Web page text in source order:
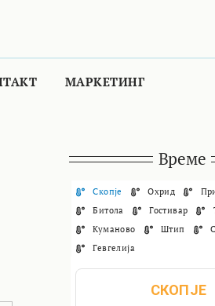
МАРКЕТИНГ
Време
Скопје Охрид
Битола
Гостивар
Куманово
Штип
Гевгелија
СКОПЈЕ